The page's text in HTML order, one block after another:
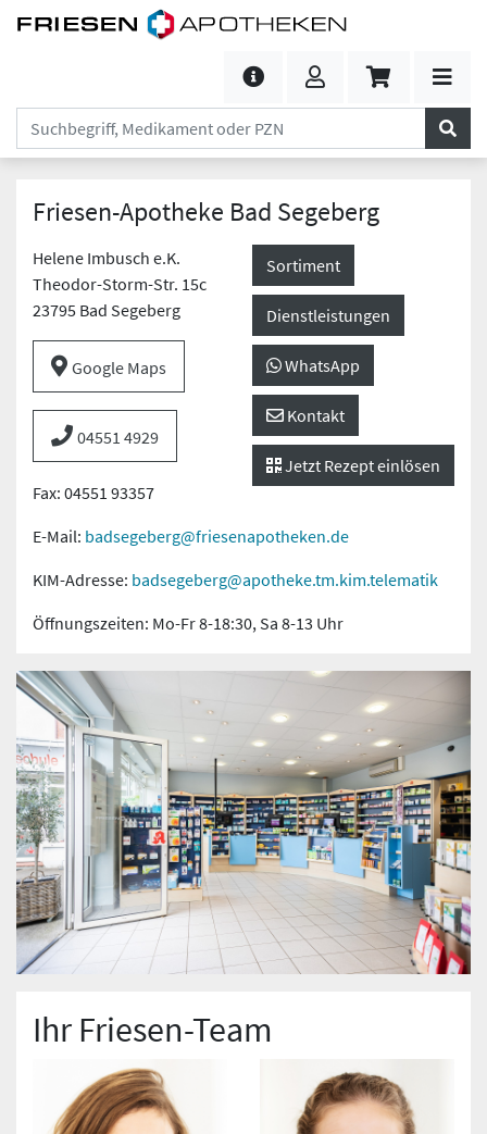
Friesen-Apotheke Bad Segeberg
Sortiment
Dienstleistungen
WhatsApp
Kontakt
Jetzt Rezept einlösen
Helene Imbusch e.K.
Theodor-Storm-Str. 15c
23795 Bad Segeberg
Google Maps
04551 4929
Fax: 04551 93357
E-Mail: badsegeberg@friesenapotheken.de
KIM-Adresse: badsegeberg@apotheke.tm.kim.telematik
Öffnungszeiten: Mo-Fr 8-18:30, Sa 8-13 Uhr
Ihr Friesen-Team